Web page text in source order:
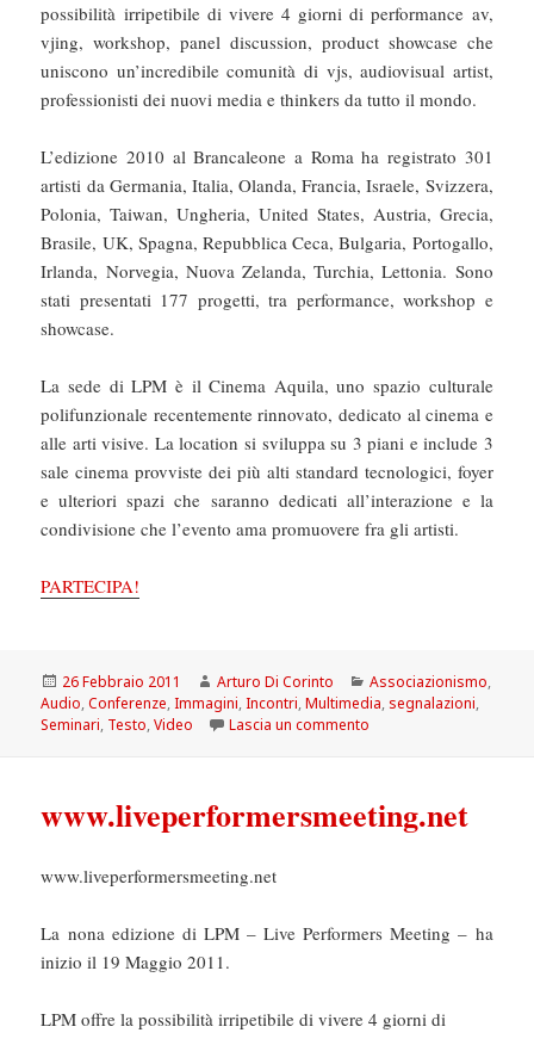
possibilità irripetibile di vivere 4 giorni di performance av,
vjing, workshop, panel discussion, product showcase che
uniscono un’incredibile comunità di vjs, audiovisual artist,
professionisti dei nuovi media e thinkers da tutto il mondo.
L’edizione 2010 al Brancaleone a Roma ha registrato 301
artisti da Germania, Italia, Olanda, Francia, Israele, Svizzera,
Polonia, Taiwan, Ungheria, United States, Austria, Grecia,
Brasile, UK, Spagna, Repubblica Ceca, Bulgaria, Portogallo,
Irlanda, Norvegia, Nuova Zelanda, Turchia, Lettonia. Sono
stati presentati 177 progetti, tra performance, workshop e
showcase.
La sede di LPM è il Cinema Aquila, uno spazio culturale
polifunzionale recentemente rinnovato, dedicato al cinema e
alle arti visive. La location si sviluppa su 3 piani e include 3
sale cinema provviste dei più alti standard tecnologici, foyer
e ulteriori spazi che saranno dedicati all’interazione e la
condivisione che l’evento ama promuovere fra gli artisti.
PARTECIPA!
Scritto
il
26 Febbraio 2011 Autore
Arturo Di Corinto Categorie
Associazionismo,
Audio,Conferenze,Immagini,Incontri,Multimedia, segnalazioni,
Seminari, Testo,Video Lascia un commento
www.liveperformersmeeting.net
www.liveperformersmeeting.net
La nona edizione di LPM – Live Performers Meeting – ha
inizio il 19 Maggio 2011.
LPM offre la possibilità irripetibile di vivere 4 giorni di